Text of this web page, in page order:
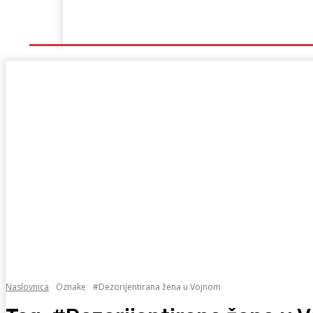
Naslovnica Oznake #Dezorijentirana žena u Vojnom